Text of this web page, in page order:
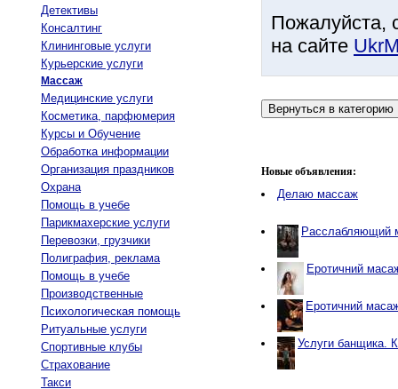
Детективы
Консалтинг
Клининговые услуги
Курьерские услуги
Массаж
Медицинские услуги
Косметика, парфюмерия
Курсы и Обучение
Обработка информации
Организация праздников
Охрана
Помощь в учебе
Парикмахерские услуги
Перевозки, грузчики
Полиграфия, реклама
Помощь в учебе
Производственные
Психологическая помощь
Ритуальные услуги
Спортивные клубы
Страхование
Такси
Пожалуйста,
на сайте
Новые объявления:
Делаю массаж
Расслабляющий
Еротичний
Еротичний
Услуги банщика.